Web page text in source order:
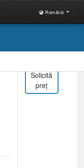
Română
Solicită
preț